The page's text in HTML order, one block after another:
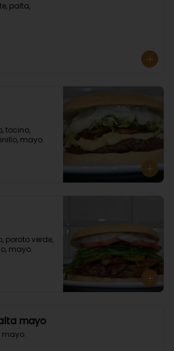
palta,
tocino,
mayo.
poroto verde,
mayo.
mayo
mayo.